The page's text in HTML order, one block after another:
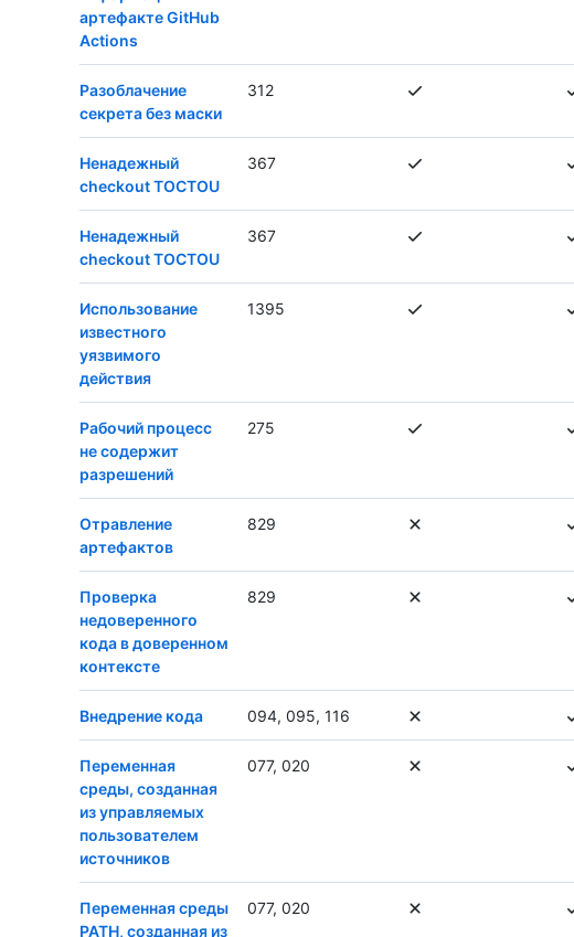
артефакте GitHub
Actions
Разоблачение
секрета без маски
312
Ненадежный
checkout TOCTOU
367
Ненадежный
checkout TOCTOU
367
Использование
известного
уязвимого
действия
1395
Рабочий процесс
не содержит
разрешений
275
Отравление
артефактов
829
Проверка
недоверенного
кода в доверенном
контексте
829
Внедрение кода 094, 095, 116
Переменная
среды, созданная
из управляемых
пользователем
источников
077, 020
Переменная среды
PATH, созданная из
077, 020